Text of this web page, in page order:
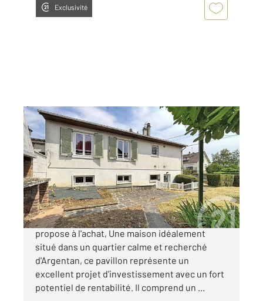
Exclusivité
ARGENTAN 61
130,65 m2, 5 pièces
Ref : 13061
Maison à vendre
162 680 €
Votre agence CENTURY 21 ML Immobilier vous
propose à l'achat, Une maison idéalement
situé dans un quartier calme et recherché
d'Argentan, ce pavillon représente un
excellent projet d'investissement avec un fort
potentiel de rentabilité. Il comprend un ...